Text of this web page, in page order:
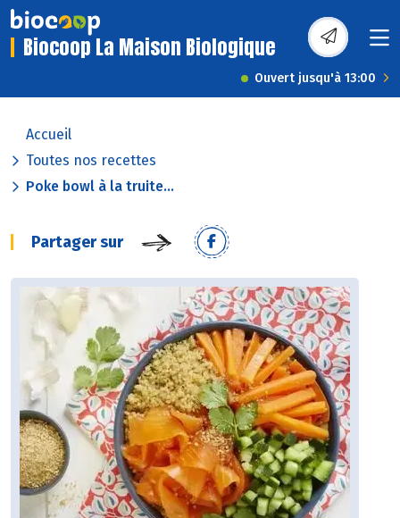
Biocoop La Maison Biologique
Ouvert jusqu'à 13:00
Accueil
Toutes nos recettes
Poke bowl à la truite...
Partager sur